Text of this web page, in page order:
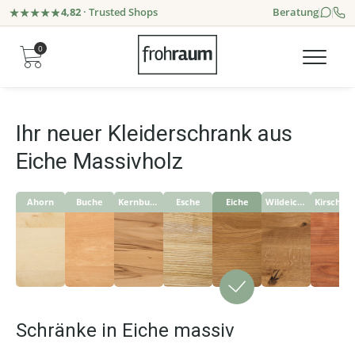
4,82 · Trusted Shops Beratung
0
Ihr neuer Kleiderschrank aus
Eiche Massivholz
Ahorn Buche Kernbuche Esche Eiche Wildeiche
Schränke in Eiche massiv